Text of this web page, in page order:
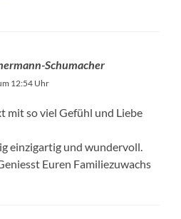
Schumacher
12:54 Uhr
mit so viel Gefühl und Liebe
einzigartig und wundervoll.
Euren Familiezuwachs